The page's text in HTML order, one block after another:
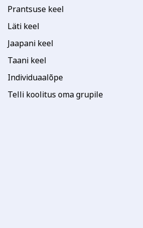
Prantsuse keel
Läti keel
Jaapani keel
Taani keel
Individuaalõpe
Telli koolitus oma grupile